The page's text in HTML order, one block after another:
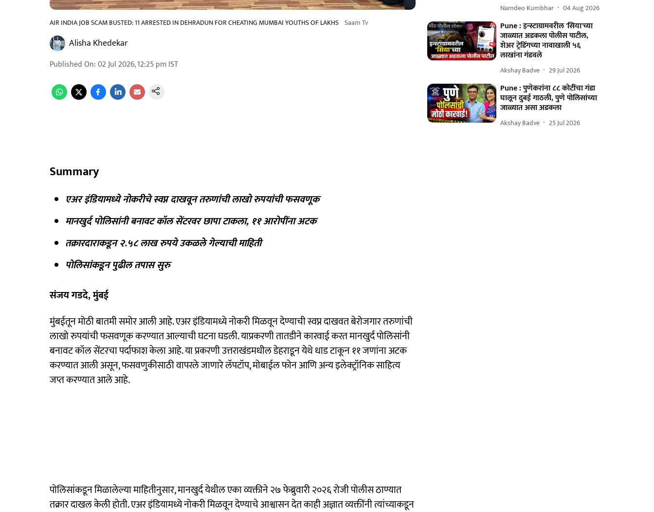
AIR INDIA JOB SCAM BUSTED: 11 ARRESTED IN DEHRADUN FOR CHEATING MUMBAI YOUTHS OF LAKHS Saam Tv
Alisha Khedekar
Published On:02 Jul 2026, 12:25 pm IST
Summary
एअर इंडियामध्ये नोकरीचे स्वप्न दाखवून तरुणांची लाखो रुपयांची फसवणूक
मानखुर्द पोलिसांनी बनावट कॉल सेंटरवर छापा टाकला, ११ आरोपींना अटक
तक्रारदाराकडून २.५८ लाख रुपये उकळले गेल्याची माहिती
पोलिसांकडून पुढील तपास सुरु
संजय गडदे, मुंबई
मुंबईतून मोठी बातमी समोर आली आहे. एअर इंडियामध्ये नोकरी मिळवून देण्याची स्वप्न दाखवत बेरोजगार तरुणांची
लाखो रुपयांची फसवणूक करण्यात आल्याची घटना घडली. याप्रकरणी तातडीने कारवाई करत मानखुर्द पोलिसांनी
बनावट कॉल सेंटरचा पर्दाफाश केला आहे. या प्रकरणी उत्तराखंडमधील डेहराडून येथे धाड टाकून ११ जणांना अटक
करण्यात आली असून, फसवणुकीसाठी वापरले जाणारे लॅपटॉप, मोबाईल फोन आणि अन्य इलेक्ट्रॉनिक साहित्य
जप्त करण्यात आले आहे.
पोलिसांकडून मिळालेल्या माहितीनुसार, मानखुर्द येथील एका व्यक्तीने २७ फेब्रुवारी २०२६ रोजी पोलीस ठाण्यात
तक्रार दाखल केली होती. एअर इंडियामध्ये नोकरी मिळवून देण्याचे आश्वासन देत काही अज्ञात व्यक्तींनी त्यांच्याकडून
Namdeo Kumbhar 04 Aug 2026
Pune : इन्स्टाग्रामवरील 'सिया'च्या
जाळ्यात अडकला पोलीस पाटील,
शेअर ट्रेडिंगच्या नावाखाली ५६
लाखांना गंडवले
Akshay Badve 29 Jul 2026
Pune : पुणेकरांना ८८ कोटींचा गंडा
घालून दुबई गाठली, पुणे पोलिसांच्या
जाळ्यात असा अडकला
Akshay Badve 25 Jul 2026